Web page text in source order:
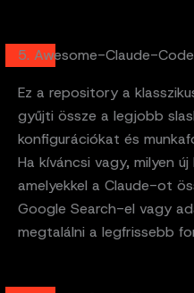
5. Awesome-Claude-
Ez a repository a
gyűjti össze a legjobb
konfigurációkat és
Ha kíváncsi vagy, milyen
amelyekkel a Claude-ot
Google Search-el vagy
megtalálni a legfrissebb